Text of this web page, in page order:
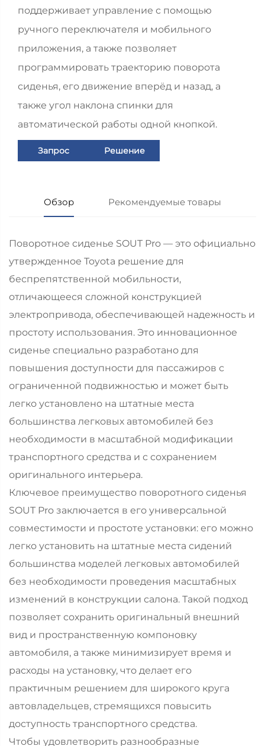
поддерживает управление с помощью
ручного переключателя и мобильного
приложения, а также позволяет
программировать траекторию поворота
сиденья, его движение вперёд и назад, а
также угол наклона спинки для
автоматической работы одной кнопкой.
Запрос Решение
Обзор Рекомендуемые товары
Поворотное сиденье SOUT Pro — это официально
утвержденное Toyota решение для
беспрепятственной мобильности,
отличающееся сложной конструкцией
электропривода, обеспечивающей надежность и
простоту использования. Это инновационное
сиденье специально разработано для
повышения доступности для пассажиров с
ограниченной подвижностью и может быть
легко установлено на штатные места
большинства легковых автомобилей без
необходимости в масштабной модификации
транспортного средства и с сохранением
оригинального интерьера.
Ключевое преимущество поворотного сиденья
SOUT Pro заключается в его универсальной
совместимости и простоте установки: его можно
легко установить на штатные места сидений
большинства моделей легковых автомобилей
без необходимости проведения масштабных
изменений в конструкции салона. Такой подход
позволяет сохранить оригинальный внешний
вид и пространственную компоновку
автомобиля, а также минимизирует время и
расходы на установку, что делает его
практичным решением для широкого круга
автовладельцев, стремящихся повысить
доступность транспортного средства.
Чтобы удовлетворить разнообразные